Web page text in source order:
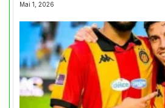
Mai 1, 2026